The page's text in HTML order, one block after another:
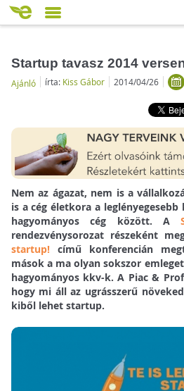
Startup tavasz 2014
Ajánló írta: Kiss Gábor 2014/04/26
Nem az ágazat, nem is a
is a cég életkora a
hagyományos cég között. A
rendezvénysorozat részeként
startup!című konferencián
mások a ma olyan sokszor
hagyományos kkv-k. A Piac &
hogy mi áll az ugrásszerű
kiből lehet startup.